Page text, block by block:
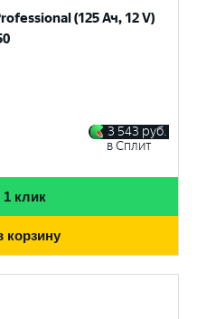
(125 Ач, 12 V)
3 543 руб.
в Сплит
1 клик
корзину